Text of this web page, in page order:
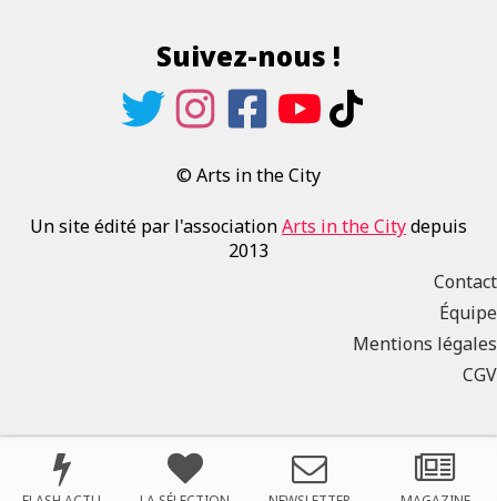
Suivez-nous !
© Arts in the City
Un site édité par l'associationArts in the Citydepuis
2013
Contact
Équipe
Mentions légales
CGV